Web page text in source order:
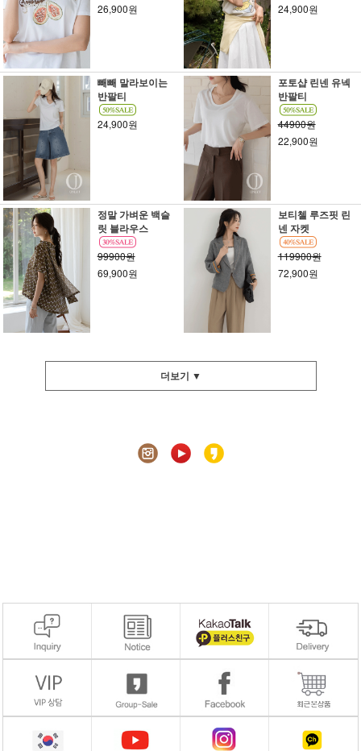
26,900원
24,900원
빼빼 말라보이는
반팔티
24,900원
포토샵 린넨 유넥
반팔티
44900원
22,900원
정말 가벼운 백슬
릿 블라우스
99900원
69,900원
보티첼 루즈핏 린
넨 자켓
119900원
72,900원
더보기 ▼